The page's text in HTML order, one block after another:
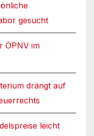
gesucht
ÖPNV im
drängt auf
leicht